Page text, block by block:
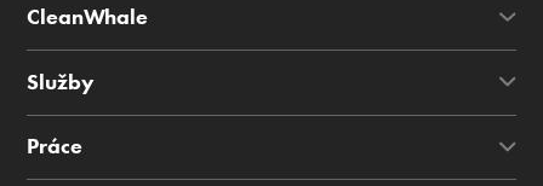
CleanWhale
Služby
Práce